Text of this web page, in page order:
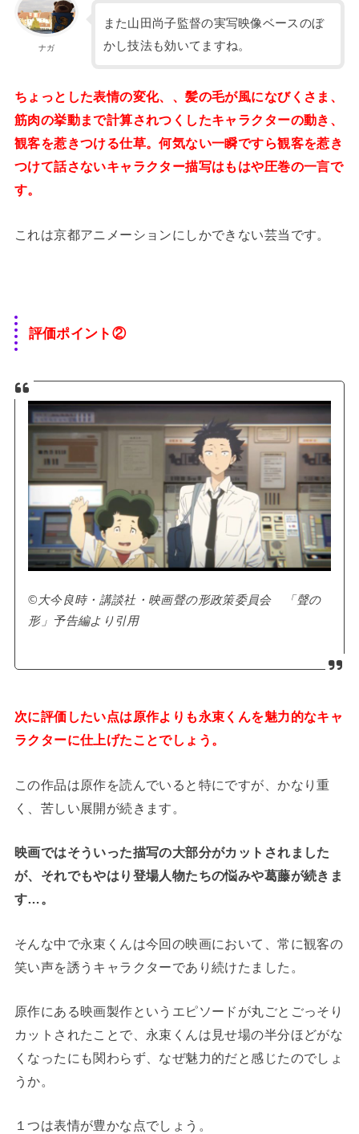
ナガ
また山田尚子監督の実写映像ベースのぼ
かし技法も効いてますね。
ちょっとした表情の変化、、髪の毛が風になびくさま、
筋肉の挙動まで計算されつくしたキャラクターの動き、
観客を惹きつける仕草。何気ない一瞬ですら観客を惹き
つけて話さないキャラクター描写はもはや圧巻の一言で
す。
これは京都アニメーションにしかできない芸当です。
評価ポイント②
©大今良時・講談社・映画聲の形政策委員会 「聲の
形」予告編より引用
次に評価したい点は原作よりも永束くんを魅力的なキャ
ラクターに仕上げたことでしょう。
この作品は原作を読んでいると特にですが、かなり重
く、苦しい展開が続きます。
映画ではそういった描写の大部分がカットされました
が、それでもやはり登場人物たちの悩みや葛藤が続きま
す…。
そんな中で永束くんは今回の映画において、常に観客の
笑い声を誘うキャラクターであり続けたました。
原作にある映画製作というエピソードが丸ごとごっそり
カットされたことで、永束くんは見せ場の半分ほどがな
くなったにも関わらず、なぜ魅力的だと感じたのでしょ
うか。
１つは表情が豊かな点でしょう。